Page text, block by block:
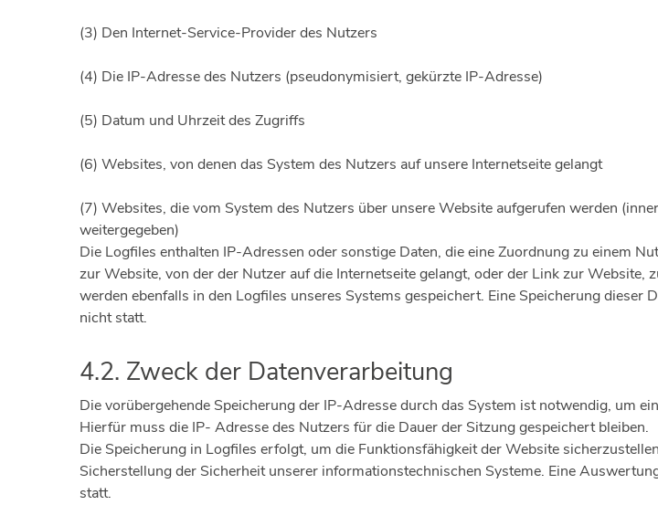
(3) Den Internet-Service-Provider des Nutzers
(4) Die IP-Adresse des Nutzers (pseudonymisiert, gekürzte IP-Adresse)
(5) Datum und Uhrzeit des Zugriffs
(6) Websites, von denen das System des Nutzers auf unsere Internetseite gelangt
(7) Websites, die vom System des Nutzers über unsere Website aufgerufen werden
weitergegeben)
Die Logfiles enthalten IP-Adressen oder sonstige Daten, die eine Zuordnung zu einem
zur Website, von der der Nutzer auf die Internetseite gelangt, oder der Link zur Website,
werden ebenfalls in den Logfiles unseres Systems gespeichert. Eine Speicherung
nicht statt.
4.2. Zweck der Datenverarbeitung
Die vorübergehende Speicherung der IP-Adresse durch das System ist notwendig, um
Hierfür muss die IP- Adresse des Nutzers für die Dauer der Sitzung gespeichert bleiben.
Die Speicherung in Logfiles erfolgt, um die Funktionsfähigkeit der Website
Sicherstellung der Sicherheit unserer informationstechnischen Systeme. Eine
statt.